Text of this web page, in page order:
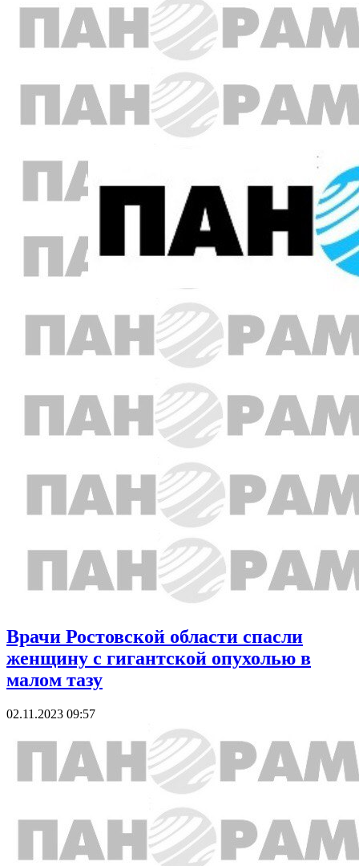
Врачи Ростовской области спасли
женщину с гигантской опухолью в
малом тазу
02.11.2023 09:57